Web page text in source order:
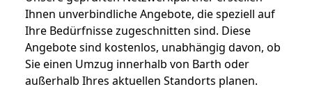
Ihnen unverbindliche Angebote, die speziell auf
Ihre Bedürfnisse zugeschnitten sind. Diese
Angebote sind kostenlos, unabhängig davon, ob
Sie einen Umzug innerhalb von Barth oder
außerhalb Ihres aktuellen Standorts planen.